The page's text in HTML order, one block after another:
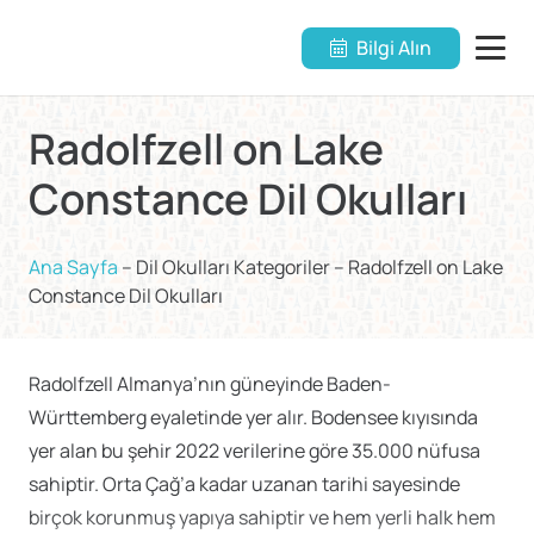
Bilgi Alın
Radolfzell on Lake
Constance Dil Okulları
Ana Sayfa – Dil Okulları Kategoriler– Radolfzell on Lake
Constance Dil Okulları
Radolfzell Almanya’nın güneyinde Baden-
Württemberg eyaletinde yer alır. Bodensee kıyısında
yer alan bu şehir 2022 verilerine göre 35.000 nüfusa
sahiptir. Orta Çağ’a kadar uzanan tarihi sayesinde
birçok korunmuş yapıya sahiptir ve hem yerli halk hem